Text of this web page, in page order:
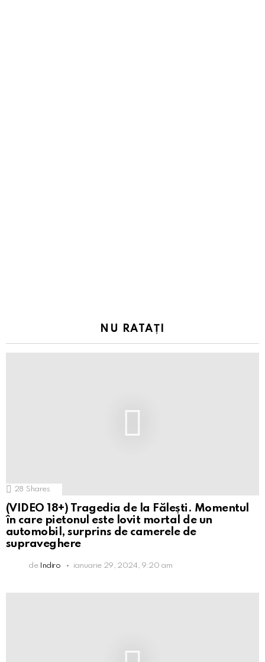
NU RATAȚI
28 Shares
(VIDEO 18+) Tragedia de la Fălești. Momentul
în care pietonul este lovit mortal de un
automobil, surprins de camerele de
supraveghere
de Indiro ianuarie 29, 2024, 9:20 am